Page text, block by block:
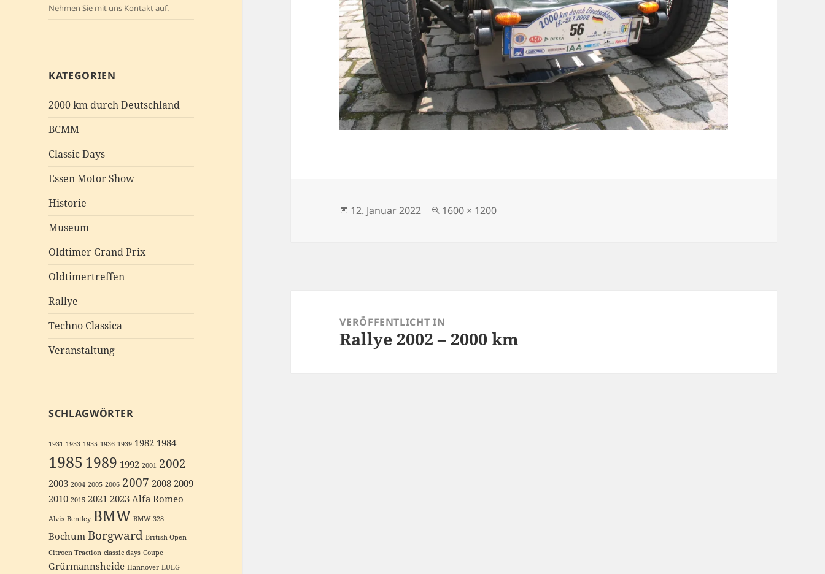
Nehmen Sie mit uns Kontakt auf.
KATEGORIEN
2000 km durch Deutschland
BCMM
Classic Days
Essen Motor Show
Historie
Museum
Oldtimer Grand Prix
Oldtimertreffen
Rallye
Techno Classica
Veranstaltung
SCHLAGWÖRTER
1931 1933 1935 1936 1939 1982 1984
19851989 1992 2001 2002
2003 2004 2005 2006 2007 20082009
2010 2015 2021 2023Alfa Romeo
Alvis Bentley BMW BMW 328
BochumBorgward British Open
Citroen Traction classic days Coupe
Grürmannsheide Hannover LUEG
Veröffentlicht
12. Januar 2022 Originalgröße
1600 × 1200
VERÖFFENTLICHT IN
Rallye 2002 – 2000 km